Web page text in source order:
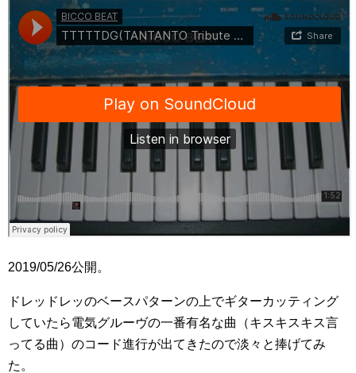
2019/05/26公開。
ドレッドレッのベースパターンの上でギターカッティング
していたら電気グルーヴの一番有名な曲（キスキスキス言
ってる曲）のコード進行が出てきたので淡々と捧げてみ
た。